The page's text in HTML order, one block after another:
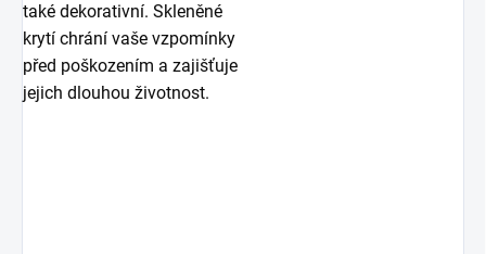
také dekorativní. Skleněné
krytí chrání vaše vzpomínky
před poškozením a zajišťuje
jejich dlouhou životnost.